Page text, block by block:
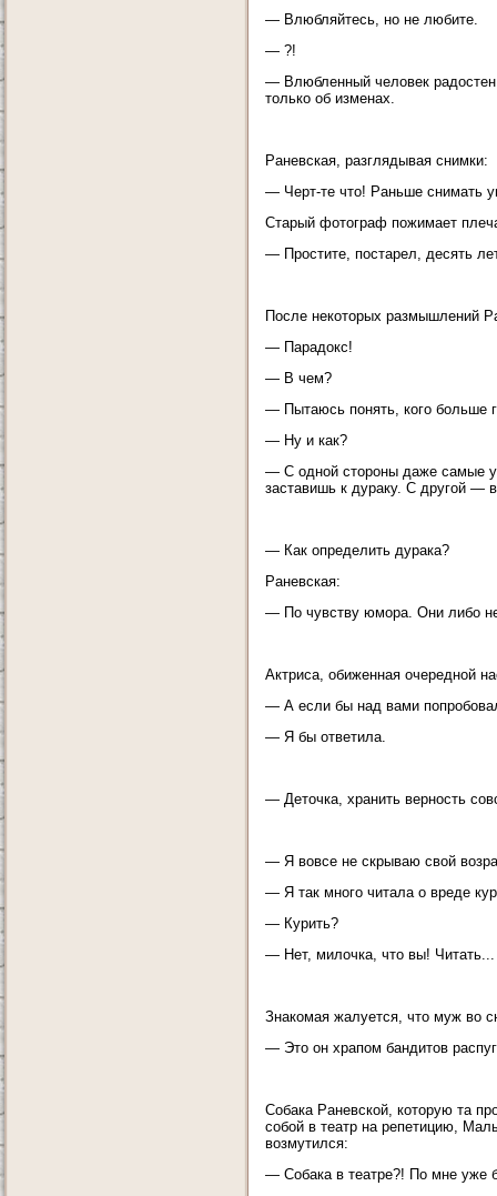
— Влюбляйтесь, но не любите.
— ?!
— Влюбленный человек радостен
только об изменах.
Раневская, разглядывая снимки:
— Черт-те что! Раньше снимать
Старый фотограф пожимает
— Простите, постарел, десять
После некоторых размышлений
— Парадокс!
— В чем?
— Пытаюсь понять, кого
— Ну и как?
— С одной стороны даже самые
заставишь к дураку. С другой —
— Как определить дурака?
Раневская:
— По чувству юмора. Они либо
Актриса, обиженная очередной
— А если бы над вами
— Я бы ответила.
— Деточка, хранить верность
— Я вовсе не скрываю свой
— Я так много читала о вреде
— Курить?
— Нет, милочка, что вы! Читать...
Знакомая жалуется, что муж во
— Это он храпом бандитов
Собака Раневской, которую та
собой в театр на репетицию,
возмутился:
— Собака в театре?! По мне уже